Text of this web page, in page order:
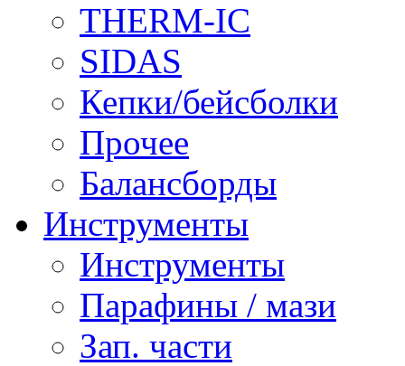
THERM-IC
SIDAS
Кепки/бейсболки
Прочее
Балансборды
Инструменты
Инструменты
Парафины / мази
Зап. части